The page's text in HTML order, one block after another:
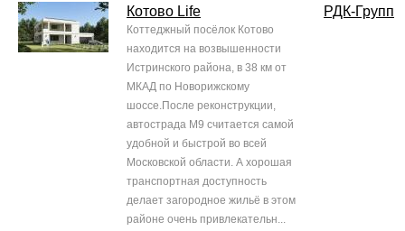
Котово Life
Коттеджный посёлок Котово
находится на возвышенности
Истринского района, в 38 км от
МКАД по Новорижскому
шоссе.После реконструкции,
автострада М9 считается самой
удобной и быстрой во всей
Московской области. А хорошая
транспортная доступность
делает загородное жильё в этом
районе очень привлекательн...
РДК-Групп